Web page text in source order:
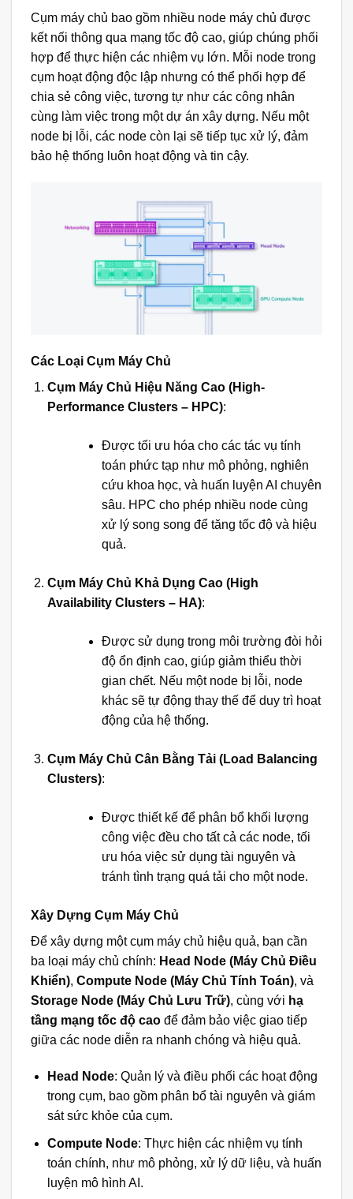
Cụm máy chủ bao gồm nhiều node máy chủ được
kết nối thông qua mạng tốc độ cao, giúp chúng phối
hợp để thực hiện các nhiệm vụ lớn. Mỗi node trong
cụm hoạt động độc lập nhưng có thể phối hợp để
chia sẻ công việc, tương tự như các công nhân
cùng làm việc trong một dự án xây dựng. Nếu một
node bị lỗi, các node còn lại sẽ tiếp tục xử lý, đảm
bảo hệ thống luôn hoạt động và tin cậy.
Các Loại Cụm Máy Chủ
Cụm Máy Chủ Hiệu Năng Cao (High-
Performance Clusters – HPC):
Được tối ưu hóa cho các tác vụ tính
toán phức tạp như mô phỏng, nghiên
cứu khoa học, và huấn luyện AI chuyên
sâu. HPC cho phép nhiều node cùng
xử lý song song để tăng tốc độ và hiệu
quả.
Cụm Máy Chủ Khả Dụng Cao (High
Availability Clusters – HA):
Được sử dụng trong môi trường đòi hỏi
độ ổn định cao, giúp giảm thiểu thời
gian chết. Nếu một node bị lỗi, node
khác sẽ tự động thay thế để duy trì hoạt
động của hệ thống.
Cụm Máy Chủ Cân Bằng Tải (Load Balancing
Clusters):
Được thiết kế để phân bổ khối lượng
công việc đều cho tất cả các node, tối
ưu hóa việc sử dụng tài nguyên và
tránh tình trạng quá tải cho một node.
Xây Dựng Cụm Máy Chủ
Để xây dựng một cụm máy chủ hiệu quả, bạn cần
ba loại máy chủ chính: Head Node (Máy Chủ Điều
Khiển), Compute Node (Máy Chủ Tính Toán), và
Storage Node (Máy Chủ Lưu Trữ), cùng với hạ
tầng mạng tốc độ cao để đảm bảo việc giao tiếp
giữa các node diễn ra nhanh chóng và hiệu quả.
Head Node: Quản lý và điều phối các hoạt động
trong cụm, bao gồm phân bổ tài nguyên và giám
sát sức khỏe của cụm.
Compute Node: Thực hiện các nhiệm vụ tính
toán chính, như mô phỏng, xử lý dữ liệu, và huấn
luyện mô hình AI.